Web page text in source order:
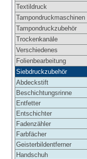
Textildruck
Tampondruckmaschinen
Tampondruckzubehör
Trockenkanäle
Verschiedenes
Folienbearbeitung
Siebdruckzubehör
Abdeckstift
Beschichtungsrinne
Entfetter
Entschichter
Fadenzähler
Farbfächer
Geisterbildentferner
Handschuh